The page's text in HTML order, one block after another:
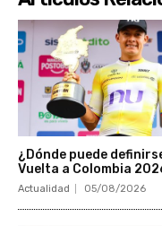
¿Dónde puede
Vuelta a Colombia
Actualidad 05/08/2026